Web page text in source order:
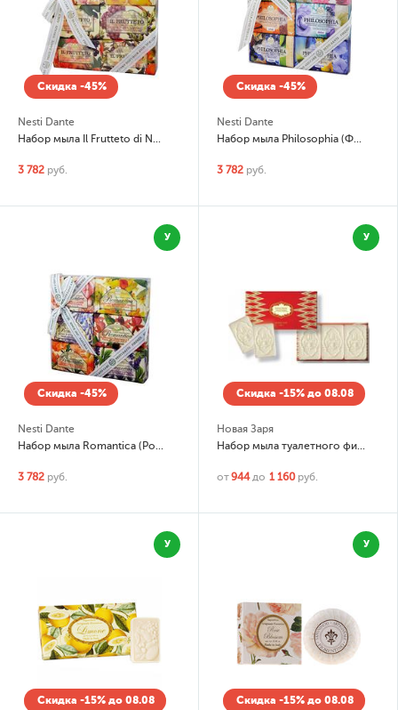
Скидка -45%
Nesti Dante
Набор мыла Il Frutteto di Nesti (Фруктовая коллекция)
3 782 руб.
Скидка -45%
Nesti Dante
Набор мыла Philosophia (Философия)
3 782 руб.
У
Скидка -45%
Nesti Dante
Набор мыла Romantica (Романтика)
3 782 руб.
У
Скидка -15% до 08.08
Новая Заря
Набор мыла туалетного фигурного Красная Москва
от944 до 1 160 руб.
У
Скидка -15% до 08.08
У
Скидка -15% до 08.08